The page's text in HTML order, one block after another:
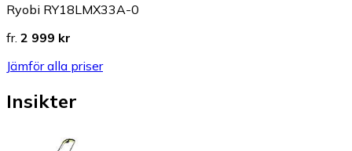
Ryobi RY18LMX33A-0
fr. 2 999 kr
Jämför alla priser
Insikter